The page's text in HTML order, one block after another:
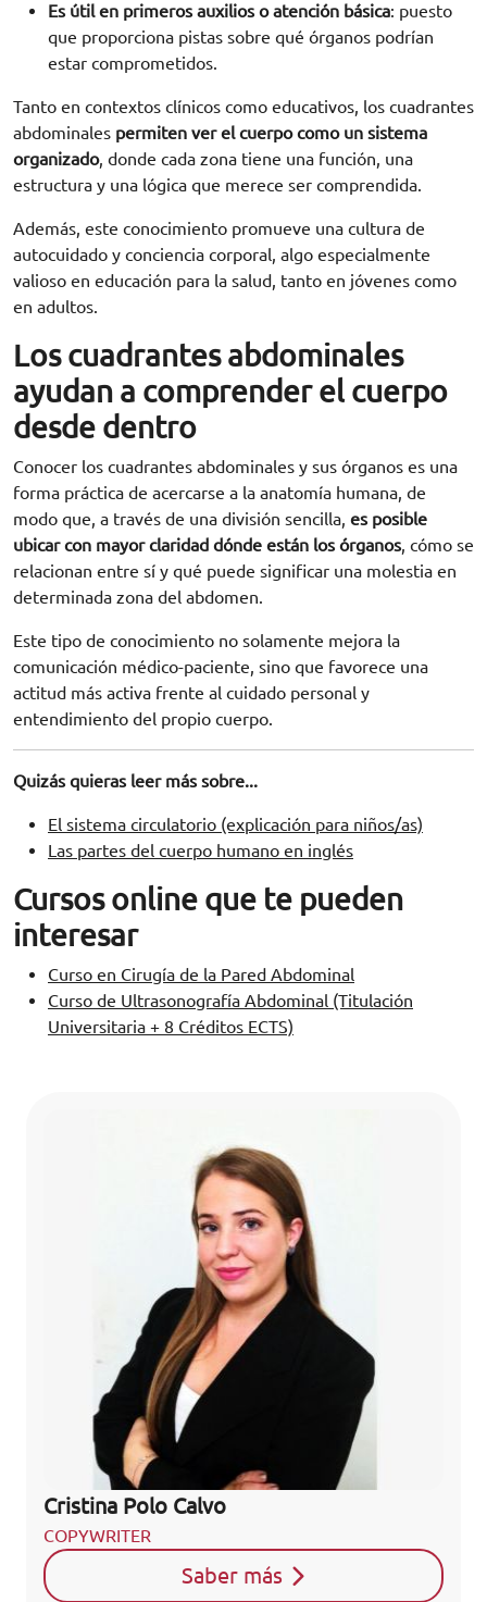
Es útil en primeros auxilios o atención básica: puesto
que proporciona pistas sobre qué órganos podrían
estar comprometidos.
Tanto en contextos clínicos como educativos, los cuadrantes
abdominales permiten ver el cuerpo como un sistema
organizado, donde cada zona tiene una función, una
estructura y una lógica que merece ser comprendida.
Además, este conocimiento promueve una cultura de
autocuidado y conciencia corporal, algo especialmente
valioso en educación para la salud, tanto en jóvenes como
en adultos.
Los cuadrantes abdominales
ayudan a comprender el cuerpo
desde dentro
Conocer los cuadrantes abdominales y sus órganos es una
forma práctica de acercarse a la anatomía humana, de
modo que, a través de una división sencilla, es posible
ubicar con mayor claridad dónde están los órganos, cómo se
relacionan entre sí y qué puede significar una molestia en
determinada zona del abdomen.
Este tipo de conocimiento no solamente mejora la
comunicación médico-paciente, sino que favorece una
actitud más activa frente al cuidado personal y
entendimiento del propio cuerpo.
Quizás quieras leer más sobre...
El sistema circulatorio (explicación para niños/as)
Las partes del cuerpo humano en inglés
Cursos online que te pueden
interesar
Curso en Cirugía de la Pared Abdominal
Curso de Ultrasonografía Abdominal (Titulación
Universitaria + 8 Créditos ECTS)
Cristina Polo Calvo
COPYWRITER
Saber más